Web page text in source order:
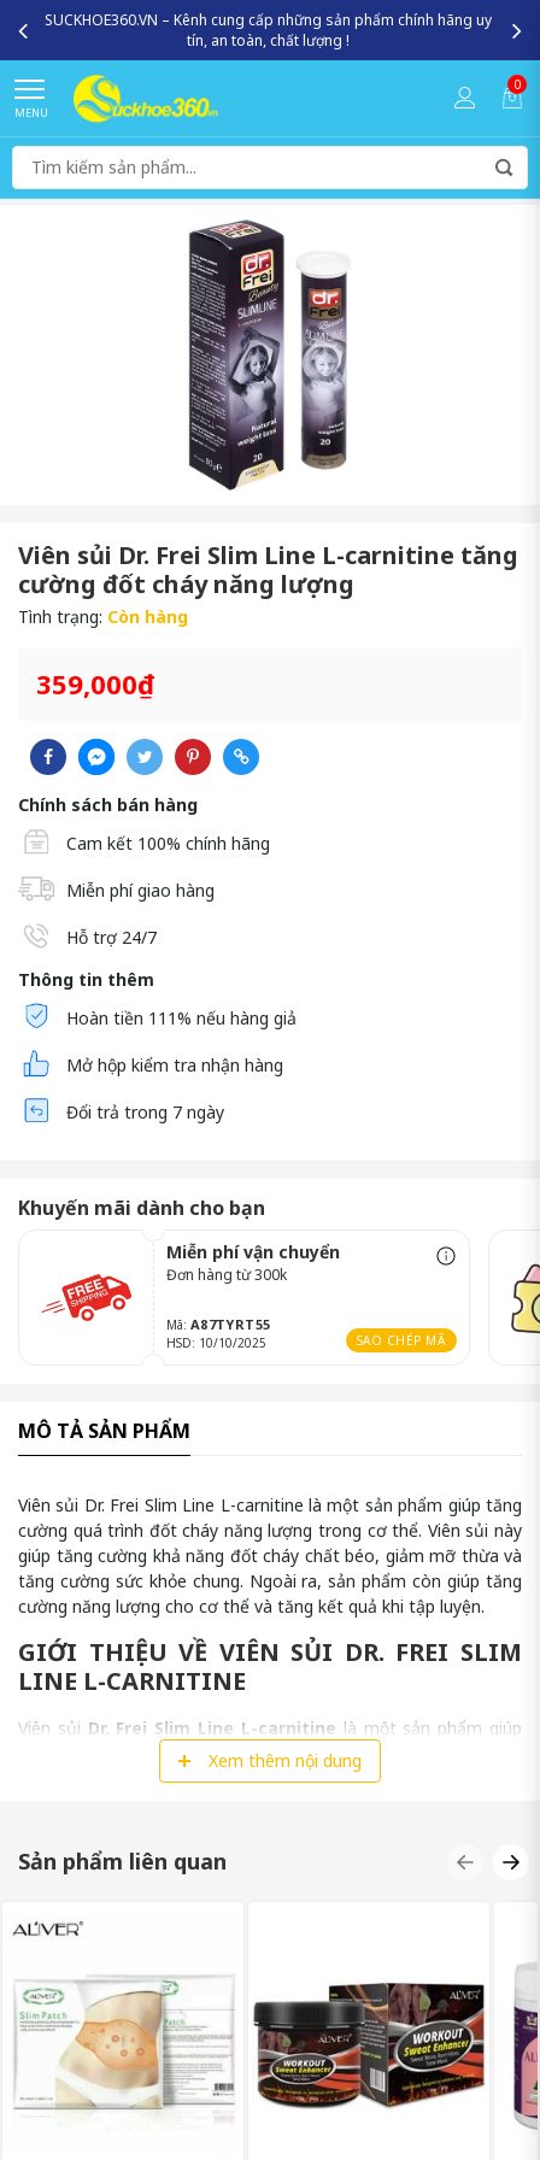
SUCKHOE360.VN – Kênh cung cấp những sản phẩm chính hãng uy
tín, an toàn, chất lượng !
MENU
0
Viên sủi Dr. Frei Slim Line L-carnitine tăng
cường đốt cháy năng lượng
Tình trạng: Còn hàng
359,000₫
Chính sách bán hàng
Cam kết 100% chính hãng
Miễn phí giao hàng
Hỗ trợ 24/7
Thông tin thêm
Hoàn tiền 111% nếu hàng giả
Mở hộp kiểm tra nhận hàng
Đổi trả trong 7 ngày
Khuyến mãi dành cho bạn
Miễn phí vận chuyển
Đơn hàng từ 300k
Mã: A87TYRT55
HSD: 10/10/2025 SAO CHÉP MÃ
MÔ TẢ SẢN PHẨM
Viên sủi Dr. Frei Slim Line L-carnitine là một sản phẩm giúp tăng
cường quá trình đốt cháy năng lượng trong cơ thể. Viên sủi này
giúp tăng cường khả năng đốt cháy chất béo, giảm mỡ thừa và
tăng cường sức khỏe chung. Ngoài ra, sản phẩm còn giúp tăng
cường năng lượng cho cơ thể và tăng kết quả khi tập luyện.
GIỚI THIỆU VỀ VIÊN SỦI DR. FREI SLIM
LINE L-CARNITINE
Viên sủi Dr. Frei Slim Line L-carnitine là một sản phẩm giúp
tăng cường quá trình đốt cháy năng lượng trong cơ thể. Sản
phẩm này được cung cấp theo dạng viên sủi tiện dụng để sử dụng.
Xem thêm nội dung
Sản phẩm liên quan